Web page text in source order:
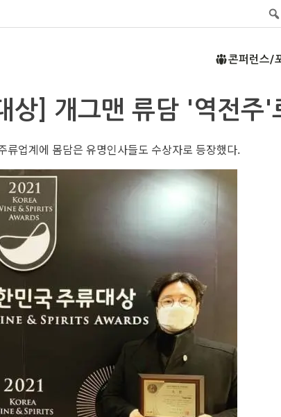
콘퍼런스/
상] 개그맨 류담 '역전주'
류업계에 몸담은 유명인사들도 수상자로 등장했다.